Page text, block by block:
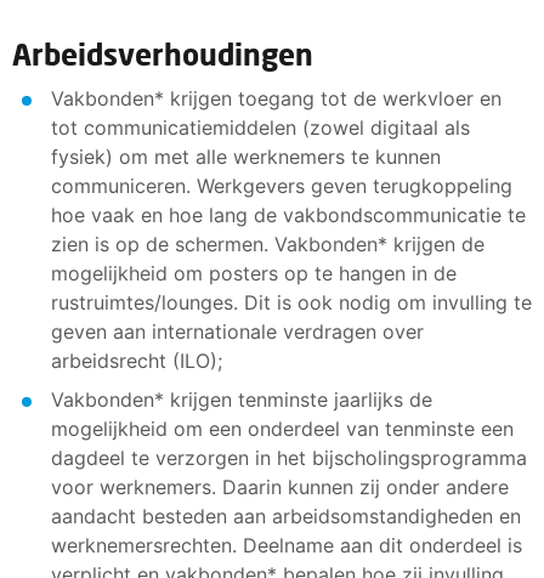
Arbeidsverhoudingen
Vakbonden* krijgen toegang tot de werkvloer en
tot communicatiemiddelen (zowel digitaal als
fysiek) om met alle werknemers te kunnen
communiceren. Werkgevers geven terugkoppeling
hoe vaak en hoe lang de vakbondscommunicatie te
zien is op de schermen. Vakbonden* krijgen de
mogelijkheid om posters op te hangen in de
rustruimtes/lounges. Dit is ook nodig om invulling te
geven aan internationale verdragen over
arbeidsrecht (ILO);
Vakbonden* krijgen tenminste jaarlijks de
mogelijkheid om een onderdeel van tenminste een
dagdeel te verzorgen in het bijscholingsprogramma
voor werknemers. Daarin kunnen zij onder andere
aandacht besteden aan arbeidsomstandigheden en
werknemersrechten. Deelname aan dit onderdeel is